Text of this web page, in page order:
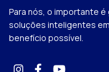
Para nós, o importante
soluções inteligentes
benefício possível.